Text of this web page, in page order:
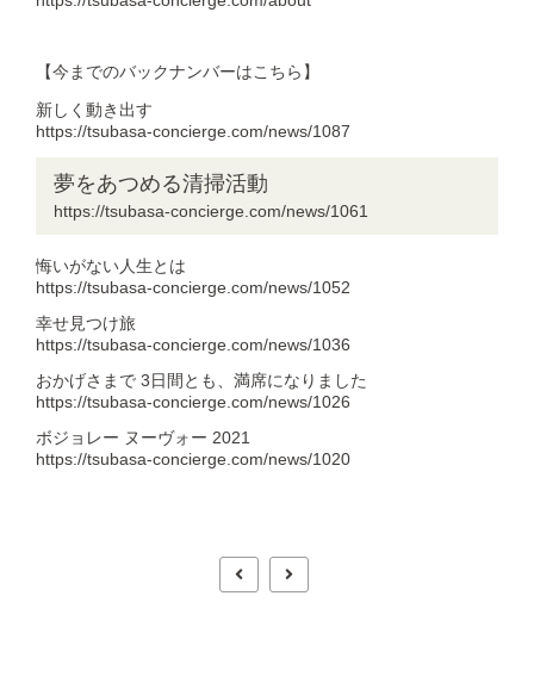
【今までのバックナンバーはこちら】
新しく動き出す
https://tsubasa-concierge.com/news/1087
夢をあつめる清掃活動
https://tsubasa-concierge.com/news/1061
悔いがない人生とは
https://tsubasa-concierge.com/news/1052
幸せ見つけ旅
https://tsubasa-concierge.com/news/1036
おかげさまで 3日間とも、満席になりました
https://tsubasa-concierge.com/news/1026
ボジョレー ヌーヴォー 2021
https://tsubasa-concierge.com/news/1020